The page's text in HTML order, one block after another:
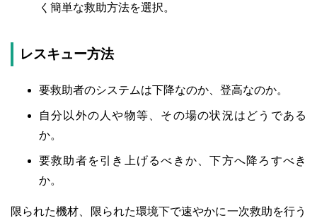
く簡単な救助方法を選択。
レスキュー方法
要救助者のシステムは下降なのか、登高なのか。
自分以外の人や物等、その場の状況はどうである
か。
要救助者を引き上げるべきか、下方へ降ろすべき
か。
限られた機材、限られた環境下で速やかに一次救助を行う